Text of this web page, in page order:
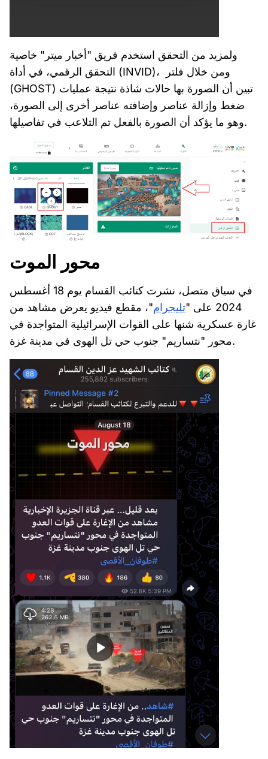
ولمزيد من التحقق استخدم فريق "أخبار ميتر" خاصية
التحقق الرقمي، في أداة (INVID)، ومن خلال فلتر
(GHOST) تبين أن الصورة بها حالات شاذة نتيجة عمليات
ضغط وإزالة عناصر وإضافته عناصر أخرى إلى الصورة،
وهو ما يؤكد أن الصورة بالفعل تم التلاعب في تفاصيلها.
محور الموت
في سياق متصل، نشرت كتائب القسام يوم 18 أغسطس
2024 على "
تليجرام"، مقطع فيديو يعرض مشاهد من
غارة عسكرية شنها على القوات الإسرائيلية المتواجدة في
محور "نتساريم" جنوب حي تل الهوى في مدينة غزة.